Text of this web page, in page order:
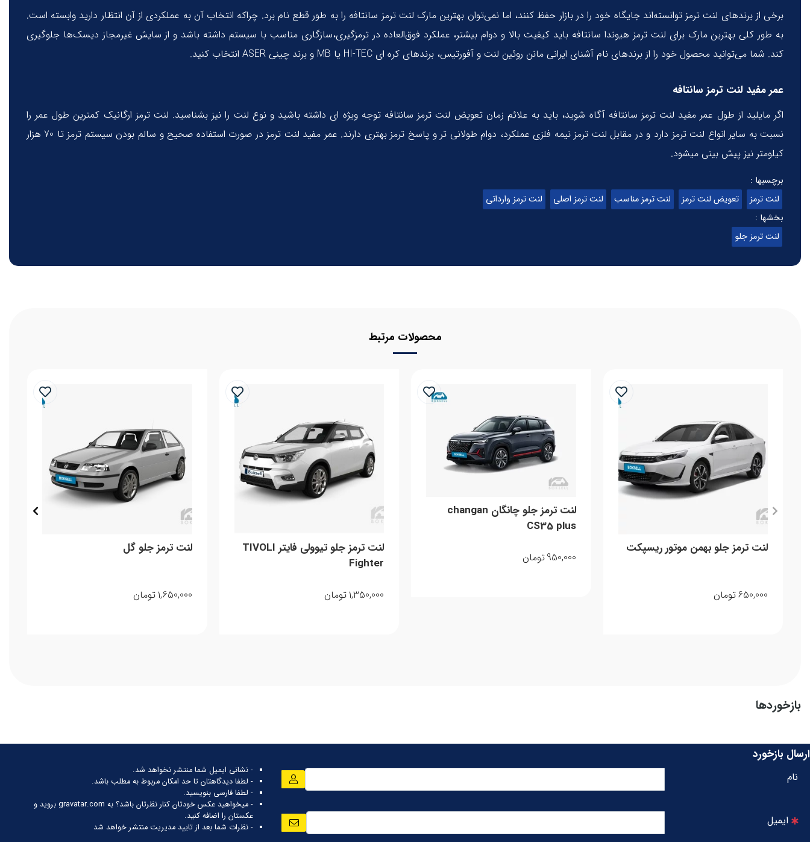
برخی از برندهای لنت ترمز توانسته‌اند جایگاه خود را در بازار حفظ کنند، اما نمی‌توان بهترین مارک لنت ترمز سانتافه را به طور قطع نام برد. چراکه انتخاب آن به عملکردی از آن انتظار دارید وابسته است.
به طور کلی بهترین مارک برای لنت ترمز هیوندا سانتافه باید کیفیت بالا و دوام بیشتر، عملکرد فوق‌العاده‌ در ترمزگیری،سازگاری مناسب با سیستم داشته باشد و از سایش غیرمجاز دیسک‌ها جلوگیری
کند. شما می‌توانید محصول خود را از برندهای نام آشنای ایرانی مانن روئین لنت و آفورتیس، برندهای کره ای HI-TEC یا MB و برند چینی ASER انتخاب کنید.
عمر مفید لنت ترمز سانتافه
اگر مایلید از طول عمر مفید لنت ترمز سانتافه آگاه شوید، باید به علائم زمان تعویض لنت ترمز سانتافه توجه ویژه ای داشته باشید و نوع لنت را نیز بشناسید. لنت ترمز ارگانیک کمترین طول عمر را
نسبت به سایر انواع لنت ترمز دارد و در مقابل لنت ترمز نیمه فلزی عملکرد، دوام طولانی تر و پاسخ ترمز بهتری دارند. عمر مفید لنت ترمز در صورت استفاده صحیح و سالم بودن سیستم ترمز تا 70 هزار
کیلومتر نیز پیش بینی میشود.
برچسبها :
لنت ترمز
تعویض لنت ترمز لنت ترمز مناسب لنت ترمز اصلی
لنت ترمز وارداتی
بخشها :
لنت ترمز جلو
محصولات مرتبط
لنت ترمز جلو بهمن موتور ریسپکت
650,000تومان
لنت ترمز جلو چانگان changan
CS35 plus
950,000تومان
لنت ترمز جلو تیوولی فایتر TIVOLI
Fighter
1,350,000تومان
لنت ترمز جلو گل
1,650,000تومان
بازخوردها
ارسال بازخورد
نام
ایمیل
- نشانی ایمیل شما منتشر نخواهد شد.
- لطفا دیدگاهتان تا حد امکان مربوط به مطلب باشد.
- لطفا فارسی بنویسید.
- میخواهید عکس خودتان کنار نظرتان باشد؟ به gravatar.com بروید و
عکستان را اضافه کنید.
- نظرات شما بعد از تایید مدیریت منتشر خواهد شد